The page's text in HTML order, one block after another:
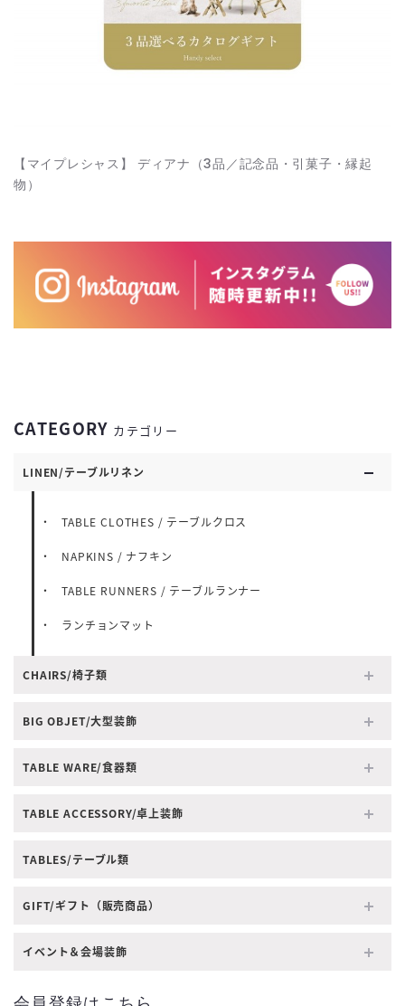
CATEGORY カテゴリー
LINEN/テーブルリネン
TABLE CLOTHES / テーブルクロス
NAPKINS / ナフキン
TABLE RUNNERS / テーブルランナー
ランチョンマット
CHAIRS/椅子類
BIG OBJET/大型装飾
TABLE WARE/食器類
TABLE ACCESSORY/卓上装飾
TABLES/テーブル類
GIFT/ギフト（販売商品）
イベント＆会場装飾
会員登録はこちら
【マイプレシャス】 ディアナ（3品／記念品・引菓子・縁起
物）